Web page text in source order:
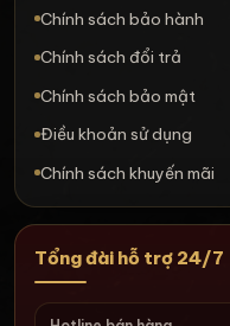
Chính sách bảo hành
Chính sách đổi trả
Chính sách bảo mật
Điều khoản sử dụng
Chính sách khuyến mãi
Tổng đài hỗ trợ 24/7